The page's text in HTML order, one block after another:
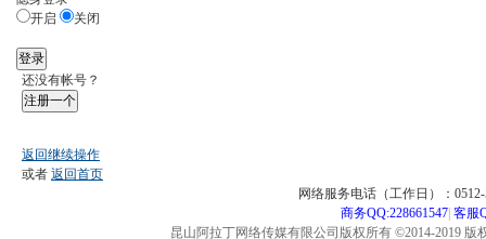
开启
关闭
登录
还没有帐号？
注册一个
返回继续操作
或者 返回首页
网络服务电话（工作日）：
商务QQ:228661547| 客服
昆山阿拉丁网络传媒有限公司版权所有 ©2014-2019